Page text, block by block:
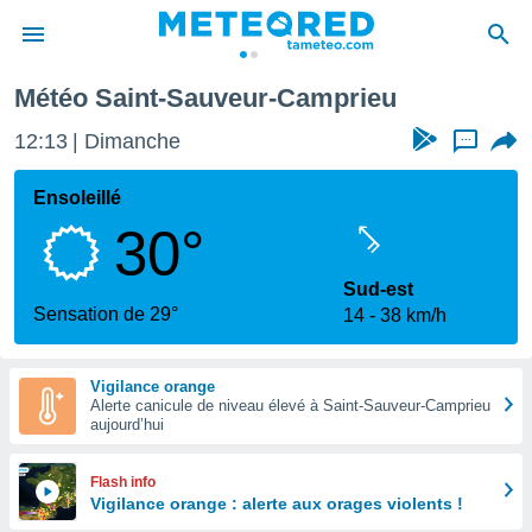
de
Météo Saint-Sauveur-Camprieu
12:13 Dimanche ...
Ensoleillé
30°
Sensation de 29°
Sud-est
14
38 km/h
Vigilance orange
Alerte canicule de niveau élevé à Saint-Sauveur-Camprieu
aujourd’hui
Flash info
Vigilance orange : alerte aux orages violents !